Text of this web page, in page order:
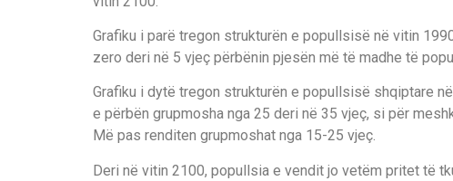
Grafiku i parë tregon strukturën e popullsisë në vitin
zero deri në 5 vjeç përbënin pjesën më të madhe të
Grafiku i dytë tregon strukturën e popullsisë shqiptare
e përbën grupmosha nga 25 deri në 35 vjeç, si për
Më pas renditen grupmoshat nga 15-25 vjeç.
Deri në vitin 2100, popullsia e vendit jo vetëm pritet të